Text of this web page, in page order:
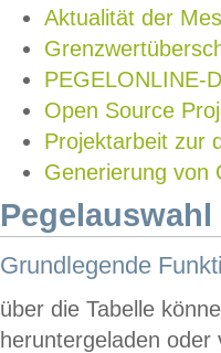
Aktualität der
PEGELONLINE-
Open Source
Projektarbeit zur
Generierung von
Grundlegende
über die Tabelle
heruntergeladen oder